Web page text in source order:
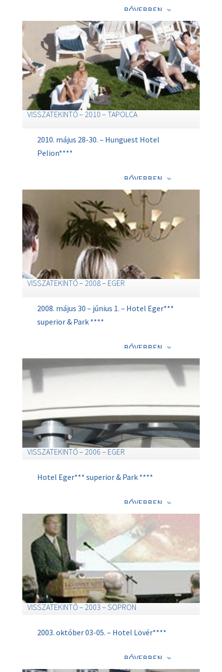
BŐVEBBEN
VISSZATEKINTŐ – 2010 – TAPOLCA
2010. május 28-30. – Hunguest Hotel
Pelion****
BŐVEBBEN
VISSZATEKINTŐ – 2008 – EGER
2008. május 30 – június 1. – Hotel Eger***
superior & Park ****
BŐVEBBEN
VISSZATEKINTŐ – 2006 – EGER
Hotel Eger*** superior & Park ****
BŐVEBBEN
VISSZATEKINTŐ – 2003 – SOPRON
2003. október 03-05. – Hotel Lövér****
BŐVEBBEN